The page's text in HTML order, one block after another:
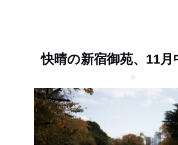
快晴の新宿御苑、11月